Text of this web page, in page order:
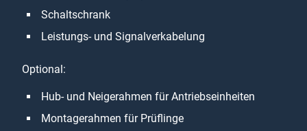
Schaltschrank
Leistungs- und Signalverkabelung
Optional:
Hub- und Neigerahmen für Antriebseinheiten
Montagerahmen für Prüflinge